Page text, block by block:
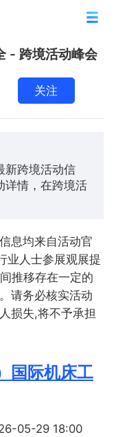
- 跨境活动峰会
关注
新跨境活动信
详情，在跨境活
息均来自活动官
业人士参展观展提
推移存在一定的
请务必核实活动
损失,将不予承担
国际机床工
05-29 18:00